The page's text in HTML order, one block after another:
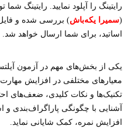
رایتینگ را آپلود نمایید. رایتینگ
(سمیرا یکه‌باش
اساتید، برای شما ارسال خواهد شد.
معیارهای مختلفی در افزایش مهارت
تکنیک‌ها و نکات کلیدی، ضعف‌های
آشنایی با چگونگی پاراگراف‌بندی و
افزایش نمره، کمک شایانی نماید.